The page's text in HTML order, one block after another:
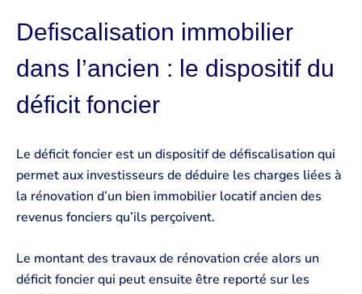
Defiscalisation immobilier
dans l’ancien : le dispositif du
déficit foncier
Le déficit foncier est un dispositif de défiscalisation qui
permet aux investisseurs de déduire les charges liées à
la rénovation d’un bien immobilier locatif ancien des
revenus fonciers qu’ils perçoivent.
Le montant des travaux de rénovation crée alors un
déficit foncier qui peut ensuite être reporté sur les